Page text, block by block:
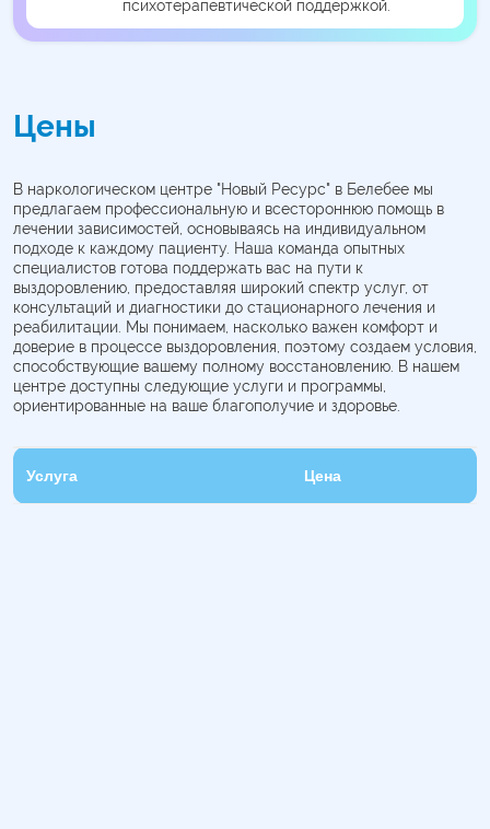
психотерапевтической поддержкой.
Цены
В наркологическом центре "Новый Ресурс" в Белебее мы
предлагаем профессиональную и всестороннюю помощь в
лечении зависимостей, основываясь на индивидуальном
подходе к каждому пациенту. Наша команда опытных
специалистов готова поддержать вас на пути к
выздоровлению, предоставляя широкий спектр услуг, от
консультаций и диагностики до стационарного лечения и
реабилитации. Мы понимаем, насколько важен комфорт и
доверие в процессе выздоровления, поэтому создаем условия,
способствующие вашему полному восстановлению. В нашем
центре доступны следующие услуги и программы,
ориентированные на ваше благополучие и здоровье.
Услуга Цена